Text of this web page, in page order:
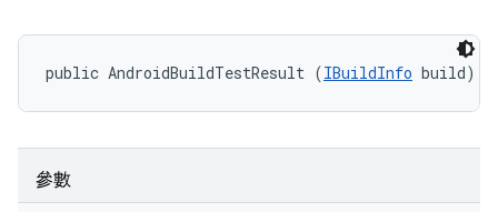
public AndroidBuildTestResult (IBuildInfo build)
參數